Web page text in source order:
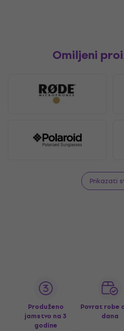
Omiljeni
Prikazati
Produženo
jamstvo na 3
godine
Povrat robe
dana